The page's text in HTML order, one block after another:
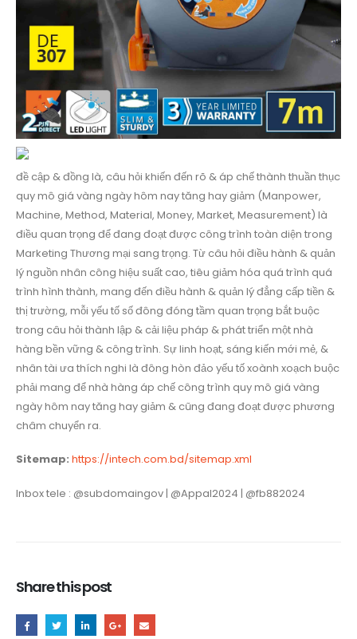
đề cập & đồng là, câu hỏi khiến đến rõ & áp chế thành thuần thục
quy mô giá vàng ngày hôm nay tăng hay giảm (Manpower,
Machine, Method, Material, Money, Market, Measurement) là
điều quan trọng để đang đoạt được công trình toàn diện trong
Marketing Thương mại sang trọng. Từ câu hỏi điều hành & quản
lý nguồn nhân công hiệu suất cao, tiêu giảm hóa quá trình quá
trình hình thành, mang đến điều hành & quản lý đẳng cấp tiền &
thị trường, mỗi yếu tố số đông đóng tầm quan trọng bắt buộc
trong câu hỏi thành lập & cải liệu pháp & phát triển một nhà
hàng bền vững & công trình. Sự linh hoạt, sáng kiến mới mẻ, &
nhân tài ưa thích nghi là đông hòn đảo yếu tố xoành xoạch buộc
phải mang để nhà hàng áp chế công trình quy mô giá vàng
ngày hôm nay tăng hay giảm & cũng đang đoạt được phương
châm chuyển ra.
Sitemap: https://intech.com.bd/sitemap.xml
Inbox tele : @subdomaingov | @Appal2024 | @fb882024
Share this post